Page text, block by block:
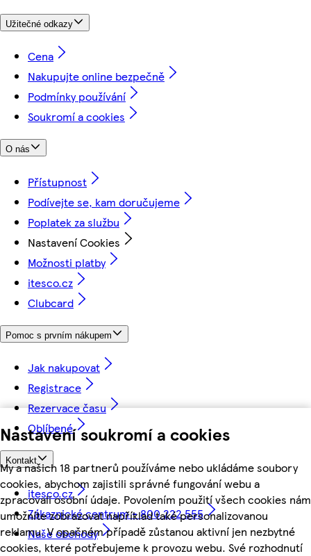
Nastavení soukromí a cookies
My a našich 18 partnerů používáme nebo ukládáme soubory
cookies, abychom zajistili správné fungování webu a
zpracovali osobní údaje. Povolením použití všech cookies nám
umožníte zobrazovat například také personalizovanou
reklamu. V opačném případě zůstanou aktivní jen nezbytné
cookies, které potřebujeme k provozu webu. Své rozhodnutí
Užitečné odkazy
Cena
Nakupujte online bezpečně
Podmínky používání
Soukromí a cookies
O nás
Přístupnost
Podívejte se, kam doručujeme
Poplatek za službu
Nastavení Cookies
Možnosti platby
itesco.cz
Clubcard
Pomoc s prvním nákupem
Jak nakupovat
Registrace
Rezervace času
Oblíbené
Kontakt
itesco.cz
Zákaznické centrum - 800 222 555
Naše obchody